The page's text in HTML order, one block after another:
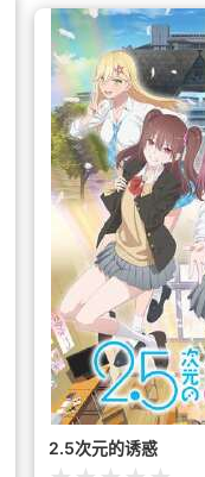
る植物系男子・夏目悠
2年生になっても変わら
で平和に親友をやって
過去の初恋相手と再会
歯車が狂い出す!?果た
理想の友だち 〉脱却な
2.5次元的诱惑